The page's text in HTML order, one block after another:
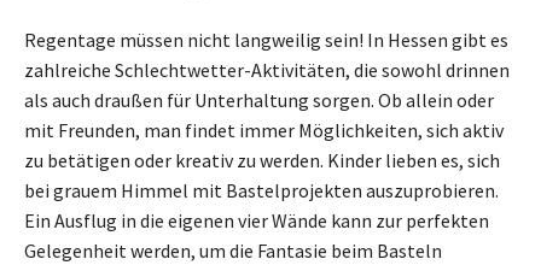
Regentage müssen nicht langweilig sein! In Hessen gibt es
zahlreiche Schlechtwetter-Aktivitäten, die sowohl drinnen
als auch draußen für Unterhaltung sorgen. Ob allein oder
mit Freunden, man findet immer Möglichkeiten, sich aktiv
zu betätigen oder kreativ zu werden. Kinder lieben es, sich
bei grauem Himmel mit Bastelprojekten auszuprobieren.
Ein Ausflug in die eigenen vier Wände kann zur perfekten
Gelegenheit werden, um die Fantasie beim Basteln